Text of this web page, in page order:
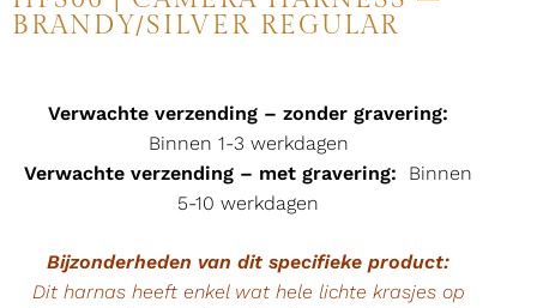
BRANDY/SILVER REGULAR
Verwachte verzending – zonder gravering:
Binnen 1-3 werkdagen
Verwachte verzending – met gravering: Binnen
5-10 werkdagen
Bijzonderheden van dit specifieke product:
Dit harnas heeft enkel wat hele lichte krasjes op